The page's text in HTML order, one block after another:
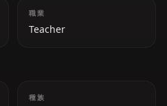
職業
Teacher
種族